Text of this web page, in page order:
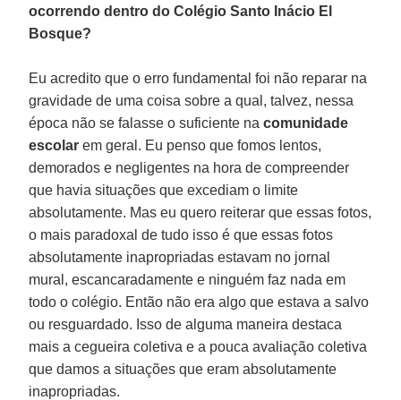
ocorrendo dentro do Colégio Santo Inácio El
Bosque?
Eu acredito que o erro fundamental foi não reparar na
gravidade de uma coisa sobre a qual, talvez, nessa
época não se falasse o suficiente nacomunidade
escolar em geral. Eu penso que fomos lentos,
demorados e negligentes na hora de compreender
que havia situações que excediam o limite
absolutamente. Mas eu quero reiterar que essas fotos,
o mais paradoxal de tudo isso é que essas fotos
absolutamente inapropriadas estavam no jornal
mural, escancaradamente e ninguém faz nada em
todo o colégio. Então não era algo que estava a salvo
ou resguardado. Isso de alguma maneira destaca
mais a cegueira coletiva e a pouca avaliação coletiva
que damos a situações que eram absolutamente
inapropriadas.